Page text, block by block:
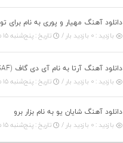
دانلود آهنگ مهیار و پوری به نام برای تو
بازدید : ۰ بازدید بار /
تاریخ : پنج‌شنبه ۱۵ مرداد ۱۴۰۵
دانلود آهنگ آرتا به نام آی دی گاف (IDGAF)
بازدید : ۰ بازدید بار /
تاریخ : پنج‌شنبه ۱۵ مرداد ۱۴۰۵
دانلود آهنگ شایان یو به نام بزار برو
بازدید : ۰ بازدید بار /
تاریخ : پنج‌شنبه ۱۵ مرداد ۱۴۰۵